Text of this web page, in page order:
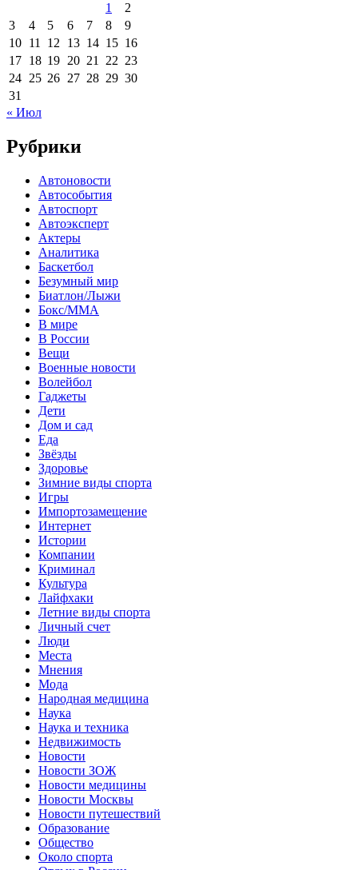
1
2
3
4 5 6 7 8
9
10 11 12 13 14 15 16
17 18 19 20 21 22 23
24 25 26 27 28 29 30
31
« Июл
Рубрики
Автоновости
Автособытия
Автоспорт
Автоэксперт
Актеры
Аналитика
Баскетбол
Безумный мир
Биатлон/Лыжи
Бокс/MMA
В мире
В России
Вещи
Военные новости
Волейбол
Гаджеты
Дети
Дом и сад
Еда
Звёзды
Здоровье
Зимние виды спорта
Игры
Импортозамещение
Интернет
Истории
Компании
Криминал
Культура
Лайфхаки
Летние виды спорта
Личный счет
Люди
Места
Мнения
Мода
Народная медицина
Наука
Наука и техника
Недвижимость
Новости
Новости ЗОЖ
Новости медицины
Новости Москвы
Новости путешествий
Образование
Общество
Около спорта